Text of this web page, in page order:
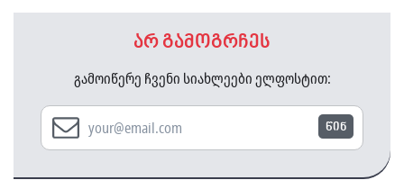
არ გამოგრჩეს
გამოიწერე ჩვენი სიახლეები ელფოსტით:
წინ